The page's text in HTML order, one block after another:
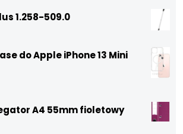
1.258-509.0
do Apple iPhone 13 Mini
A4 55mm fioletowy